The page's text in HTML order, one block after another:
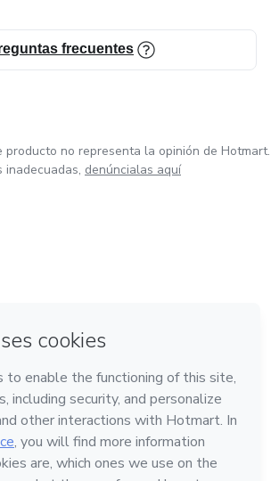
frecuentes
producto no representa la opinión de Hotmart.
inadecuadas, denúncialas aquí
Horizonte